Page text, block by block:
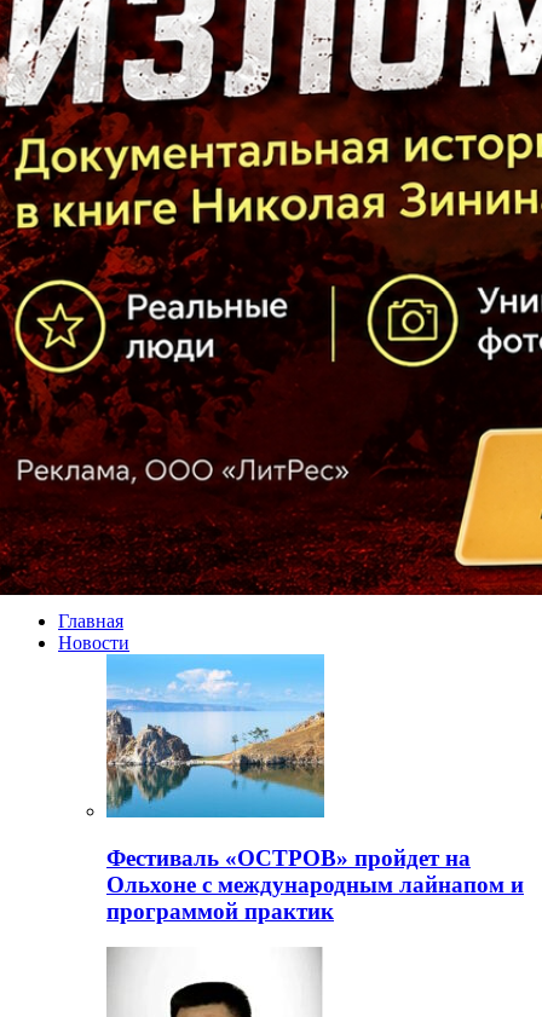
Главная
Новости
Фестиваль «ОСТРОВ» пройдет на
Ольхоне с международным лайнапом и
программой практик